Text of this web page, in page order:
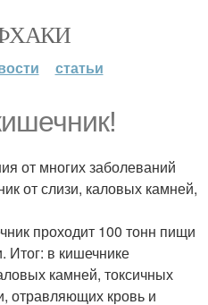
статьи
от многих заболеваний
от слизи, каловых камней,
проходит 100 тонн пищи
Итог: в кишечнике
камней, токсичных
отравляющих кровь и